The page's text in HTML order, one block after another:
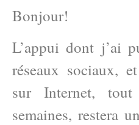
Bonjour!
L’appui dont j’ai
réseaux sociaux,
sur Internet,
semaines, restera